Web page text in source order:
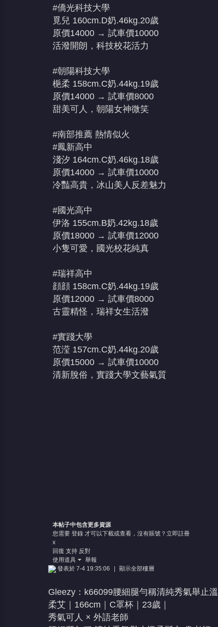
#僑光科技大學
覓兒 160cm.D奶.46kg.20歲
原價14000 → 試車價10000
活潑開朗，科技校花活力
#朝陽科技大學
梔柔 158cm.C奶.44kg.19歲
原價14000 → 試車價8000
甜美可人，朝陽女神微笑
#南部推薦 熱情似火
#鳳新高中
淺汐 164cm.C奶.46kg.18歲
原價14000 → 試車價10000
冷豔高貴，冰山美人反差魅力
#國光高中
伊洛 155cm.B奶.42kg.18歲
原價18000 → 試車價12000
小隻可愛，國光校花純真
#瑞祥高中
顔顔 158cm.C奶.44kg.19歲
原價12000 → 試車價8000
古靈精怪，瑞祥女生活潑
#實踐大學
范滢 157cm.C奶.44kg.20歲
原價15000 → 試車價10000
清新脫俗，實踐大學文藝氣質
本帖子中包含更多資源
您需要 登錄才可以下載或查看，沒有賬號？ 立即註冊
x
回復 支持 反對
使用道具
舉報
發表於 7-4 19:35:06
顯示全部樓層
Gleezy：k66099腰細腿勻稱清純秀氣舉止
柔艾｜166cm｜C罩杯｜23歲｜
秀氣可人 × 外語老師